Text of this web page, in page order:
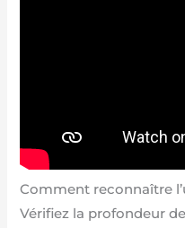
Comment reconnaître
Vérifiez la profondeur